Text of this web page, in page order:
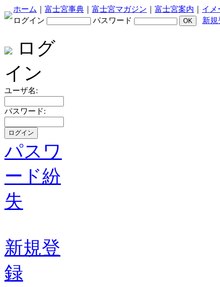
ホーム 富士宮事典 富士宮マガジン 富士宮案内
イメ
ログイン
パスワード 新規
ログ
イン
ユーザ名:
パスワード:
パスワ
ード紛
失
新規登
録